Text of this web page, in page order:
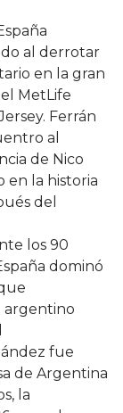
al derrotar
en la gran
MetLife
Ferrán
al
de Nico
en la historia
del
los 90
dominó
argentino
fue
de Argentina
la